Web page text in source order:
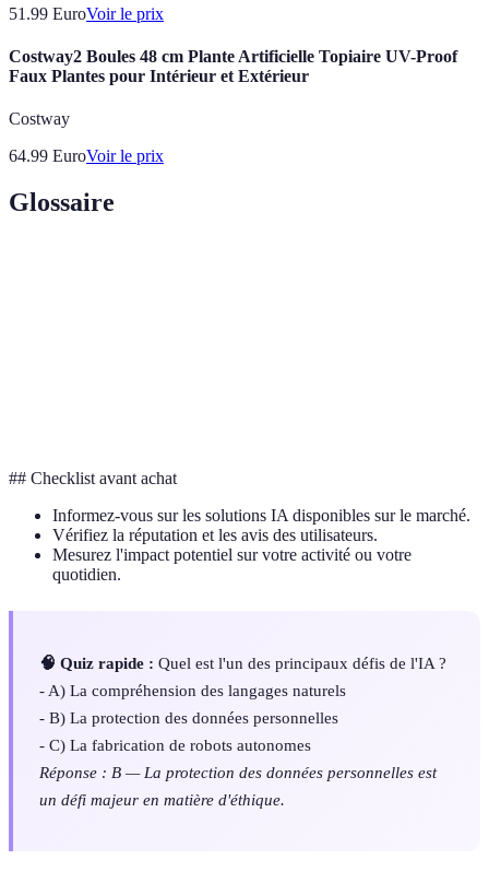
51.99 EuroVoir le prix
Costway2 Boules 48 cm Plante Artificielle Topiaire UV-Proof
Faux Plantes pour Intérieur et Extérieur
Costway
64.99 EuroVoir le prix
Glossaire
## Checklist avant achat
Informez-vous sur les solutions IA disponibles sur le marché.
Vérifiez la réputation et les avis des utilisateurs.
Mesurez l'impact potentiel sur votre activité ou votre
quotidien.
🧠 Quiz rapide : Quel est l'un des principaux défis de l'IA ?
- A) La compréhension des langages naturels
- B) La protection des données personnelles
- C) La fabrication de robots autonomes
Réponse : B — La protection des données personnelles est
un défi majeur en matière d'éthique.